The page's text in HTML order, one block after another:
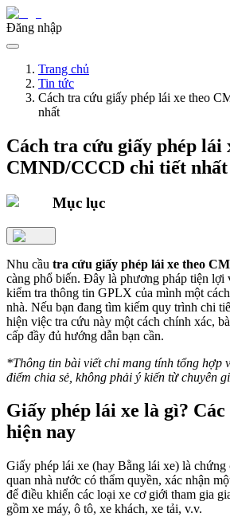
Đăng nhập
Trang chủ
Tin tức
Cách tra cứu giấy phép lái xe theo
nhất
Cách tra cứu giấy phép lái
CMND/CCCD chi tiết nhất
Mục lục
Nhu cầu tra cứu giấy phép lái xe theo
càng phổ biến. Đây là phương pháp tiện lợi
kiểm tra thông tin GPLX của mình một
nhà. Nếu bạn đang tìm kiếm quy trình chi
hiện việc tra cứu này một cách chính xác,
cấp đầy đủ hướng dẫn bạn cần.
*Thông tin bài viết chỉ mang tính tổng hợp
điểm chia sẻ, không phải ý kiến từ chuyên
Giấy phép lái xe là gì?
hiện nay
Giấy phép lái xe (hay Bằng lái xe) là
quan nhà nước có thẩm quyền, xác nhận
để điều khiển các loại xe cơ giới tham gia
gồm xe máy, ô tô, xe khách, xe tải, v.v.